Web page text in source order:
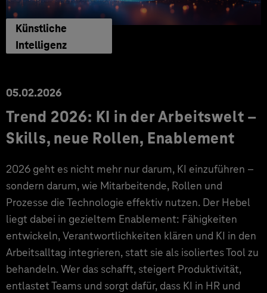
Künstliche
Intelligenz
05.02.2026
Trend 2026: KI in der Arbeitswelt –
Skills, neue Rollen, Enablement
2026 geht es nicht mehr nur darum, KI einzuführen –
sondern darum, wie Mitarbeitende, Rollen und
Prozesse die Technologie effektiv nutzen. Der Hebel
liegt dabei in gezieltem Enablement: Fähigkeiten
entwickeln, Verantwortlichkeiten klären und KI in den
Arbeitsalltag integrieren, statt sie als isoliertes Tool zu
behandeln. Wer das schafft, steigert Produktivität,
entlastet Teams und sorgt dafür, dass KI in HR und